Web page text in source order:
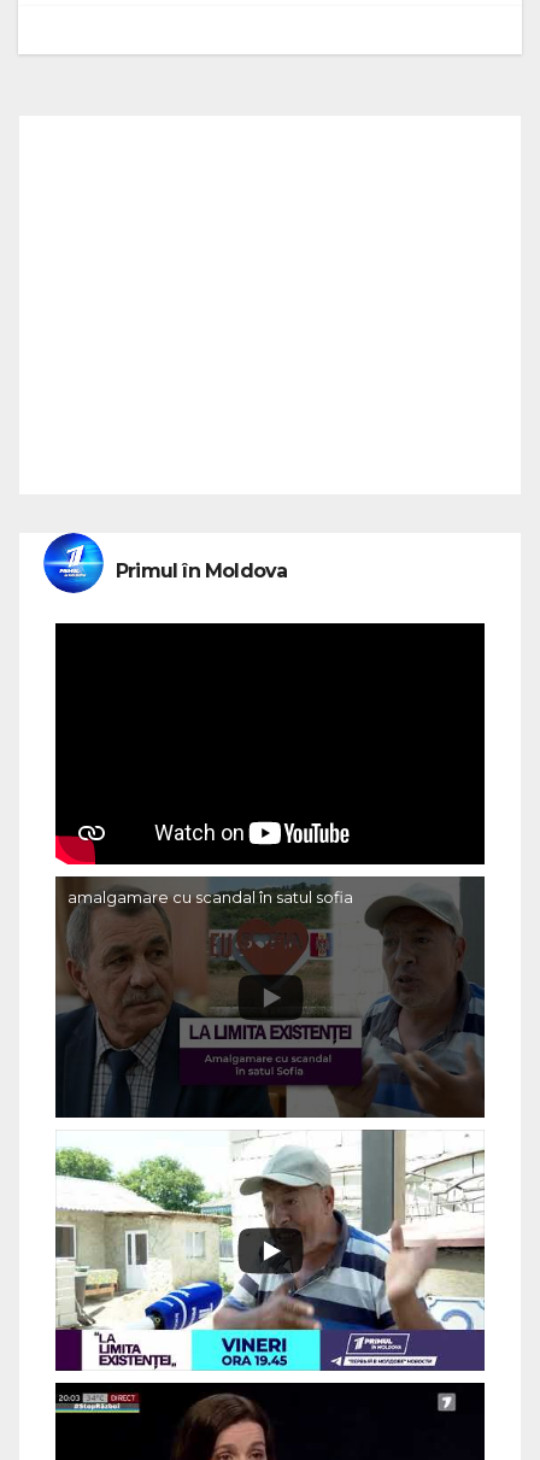
Primul în Moldova
amalgamare cu scandal în satul sofia